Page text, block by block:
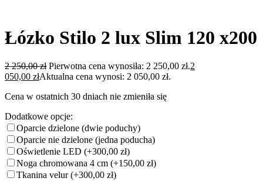
Łózko Stilo 2 lux Slim 120 x200
2 250,00zł Pierwotna cena wynosiła: 2 250,00 zł.2
050,00 złAktualna cena wynosi: 2 050,00 zł.
Cena w ostatnich 30 dniach nie zmieniła się
Dodatkowe opcje:
Oparcie dzielone (dwie poduchy)
Oparcie nie dzielone (jedna poducha)
Oświetlenie LED (+300,00 zł)
Noga chromowana 4 cm (+150,00 zł)
Tkanina velur(+300,00 zł)